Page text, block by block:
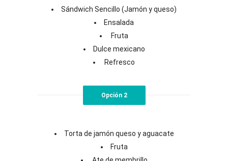
Sándwich Sencillo (Jamón y queso)
Ensalada
Fruta
Dulce mexicano
Refresco
Opción 2
Torta de jamón queso y aguacate
Fruta